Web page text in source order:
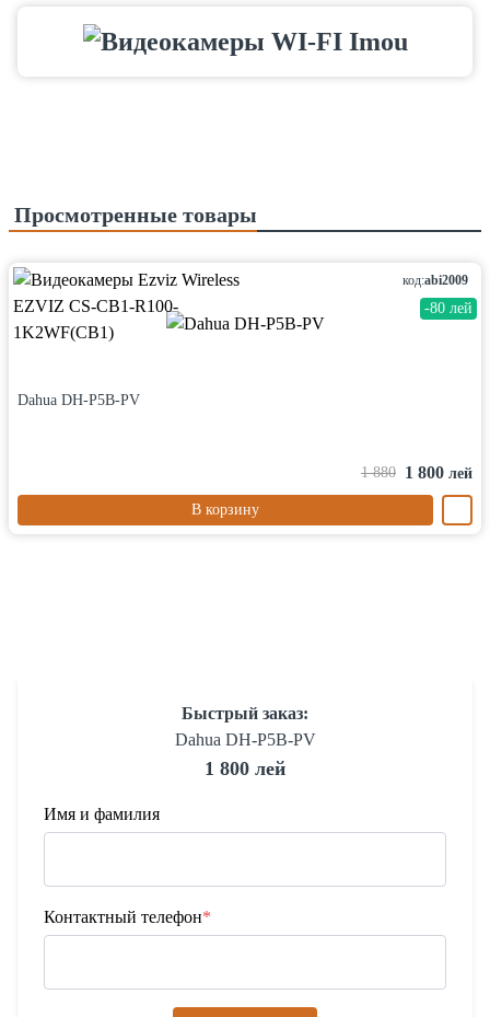
Просмотренные товары
код:abi2009
-80 лей
Dahua DH-P5B-PV
1 880 1 800 лей
В корзину
Быстрый заказ:
Dahua DH-P5B-PV
1 800 лей
Имя и фамилия
Контактный телефон*